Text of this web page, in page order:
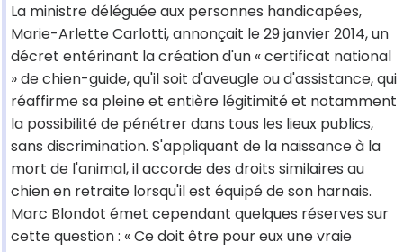
La ministre déléguée aux personnes handicapées,
Marie-Arlette Carlotti, annonçait le 29 janvier 2014, un
décret entérinant la création d'un « certificat national
» de chien-guide, qu'il soit d'aveugle ou d'assistance, qui
réaffirme sa pleine et entière légitimité et notamment
la possibilité de pénétrer dans tous les lieux publics,
sans discrimination. S'appliquant de la naissance à la
mort de l'animal, il accorde des droits similaires au
chien en retraite lorsqu'il est équipé de son harnais.
Marc Blondot émet cependant quelques réserves sur
cette question : « Ce doit être pour eux une vraie